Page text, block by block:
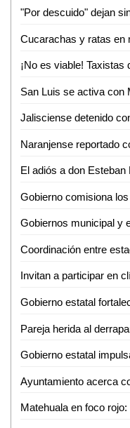
San Luis se activa con
Jalisciense detenido
Naranjense reportado
Gobierno comisiona
Pareja herida al